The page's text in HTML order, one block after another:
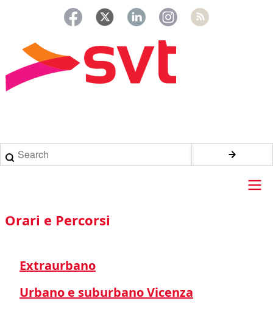
principale
di
pane
Search
Main
navigation
Orari e Percorsi
Extraurbano
Urbano e suburbano Vicenza